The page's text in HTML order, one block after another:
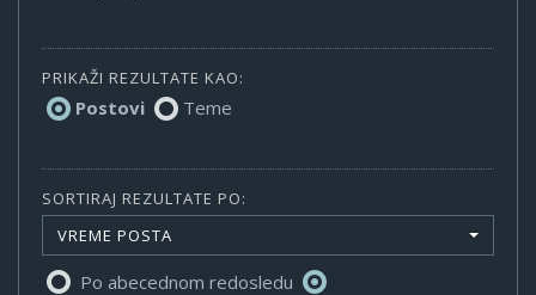
PRIKAŽI REZULTATE KAO:
Postovi Teme
SORTIRAJ REZULTATE PO:
VREME POSTA
Po abecednom redosledu